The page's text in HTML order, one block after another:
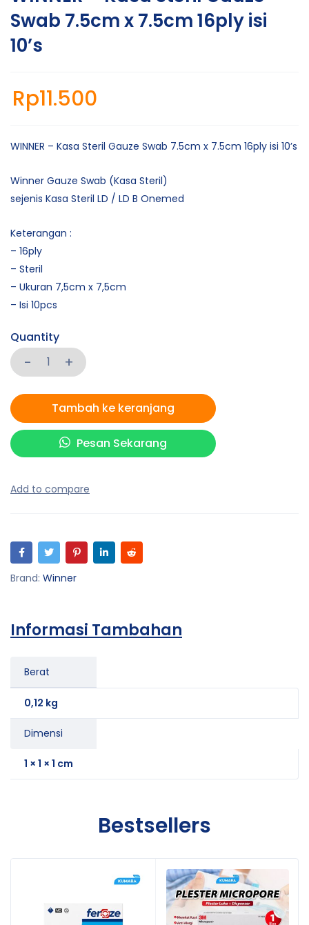
Swab 7.5cm x 7.5cm 16ply isi
10’s
Rp11.500
WINNER – Kasa Steril Gauze Swab 7.5cm x 7.5cm 16ply isi 10’s
Winner Gauze Swab (Kasa Steril)
sejenis Kasa Steril LD / LD B Onemed
Keterangan :
– 16ply
– Steril
– Ukuran 7,5cm x 7,5cm
– Isi 10pcs
Quantity
Tambah ke keranjang
Pesan Sekarang
Brand: Winner
Informasi Tambahan
Berat
0,12 kg
Dimensi
1 × 1 × 1 cm
Bestsellers